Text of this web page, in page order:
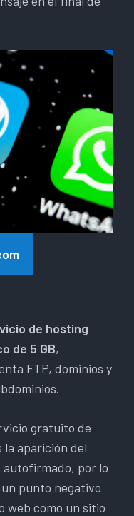
de hosting
de 5 GB,
FTP, dominios y
gratuito de
la aparición del
autofirmado, por lo
punto negativo
web como un sitio